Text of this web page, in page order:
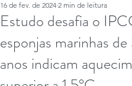
Estudo desafia o
esponjas marinhas
anos indicam
16 de fev. de 2024 2 min de leitura